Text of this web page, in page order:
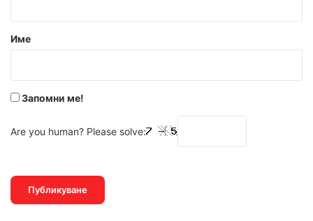
р
Име
Запомни ме!
Are you human? Please solve: